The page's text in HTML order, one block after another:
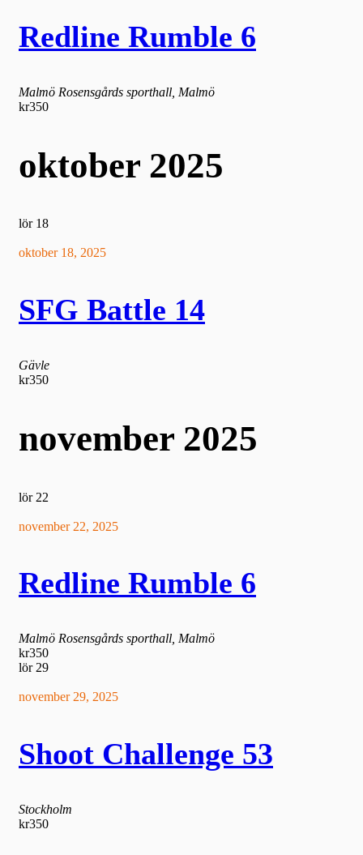
Redline Rumble 6
Malmö Rosensgårds sporthall, Malmö
kr350
oktober 2025
lör 18
oktober 18, 2025
SFG Battle 14
Gävle
kr350
november 2025
lör 22
november 22, 2025
Redline Rumble 6
Malmö Rosensgårds sporthall, Malmö
kr350
lör 29
november 29, 2025
Shoot Challenge 53
Stockholm
kr350